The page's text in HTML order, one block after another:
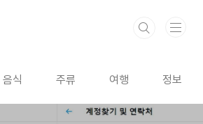
음식 주류 여행 정보